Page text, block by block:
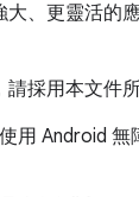
大、更靈活的
採用本文件
使用 Android 無